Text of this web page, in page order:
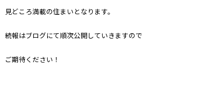
見どころ満載の住まいとなります。
続報はブログにて順次公開していきますので
ご期待ください！